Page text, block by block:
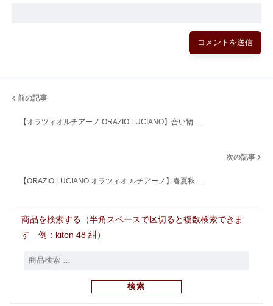
前の記事
【オラツィオルチアーノ ORAZIO LUCIANO】合い物 …
次の記事
【ORAZIO LUCIANO オラツィオ ルチアーノ】春夏秋…
商品を検索する（半角スペースで区切ると複数検索できま
す 例：kiton 48 紺）
検索